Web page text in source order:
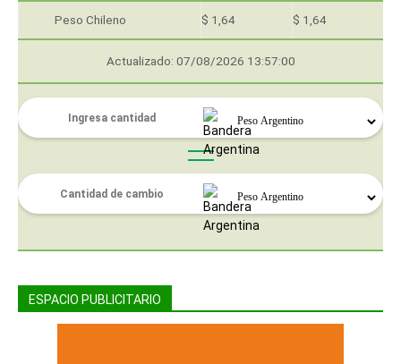
Peso Chileno $ 1,64 $ 1,64
Actualizado: 07/08/2026 13:57:00
ESPACIO PUBLICITARIO